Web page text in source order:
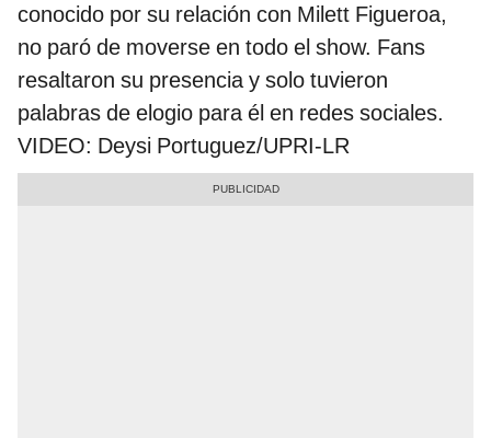
conocido por su relación con Milett Figueroa,
no paró de moverse en todo el show. Fans
resaltaron su presencia y solo tuvieron
palabras de elogio para él en redes sociales.
VIDEO: Deysi Portuguez/UPRI-LR